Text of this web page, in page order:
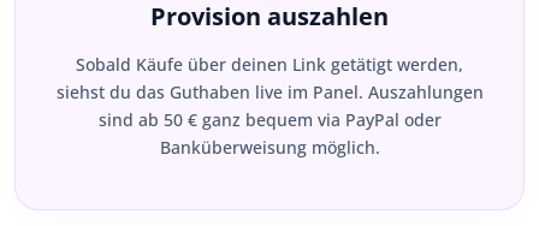
Provision auszahlen
Sobald Käufe über deinen Link getätigt werden,
siehst du das Guthaben live im Panel. Auszahlungen
sind ab 50 € ganz bequem via PayPal oder
Banküberweisung möglich.